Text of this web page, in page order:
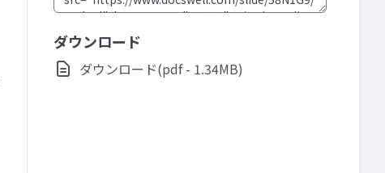
ダウンロード
ダウンロード(pdf - 1.34MB)